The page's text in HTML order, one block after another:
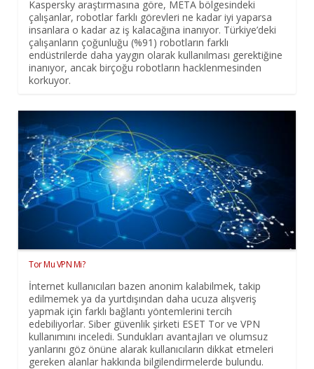
Kaspersky araştırmasına göre, META bölgesindeki
çalışanlar, robotlar farklı görevleri ne kadar iyi yaparsa
insanlara o kadar az iş kalacağına inanıyor. Türkiye’deki
çalışanların çoğunluğu (%91) robotların farklı
endüstrilerde daha yaygın olarak kullanılması gerektiğine
inanıyor, ancak birçoğu robotların hacklenmesinden
korkuyor.
Tor Mu VPN Mi?
İnternet kullanıcıları bazen anonim kalabilmek, takip
edilmemek ya da yurtdışından daha ucuza alışveriş
yapmak için farklı bağlantı yöntemlerini tercih
edebiliyorlar. Siber güvenlik şirketi ESET Tor ve VPN
kullanımını inceledi. Sundukları avantajları ve olumsuz
yanlarını göz önüne alarak kullanıcıların dikkat etmeleri
gereken alanlar hakkında bilgilendirmelerde bulundu.